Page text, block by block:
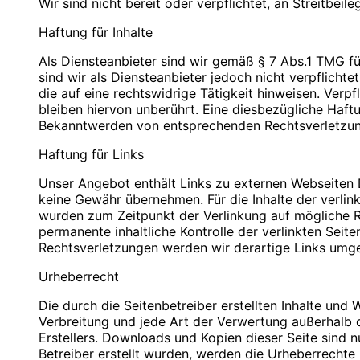
PLZ/Ort: 12529 Schönefeld
E-Mail: info@blauweb.de
Telefon: 03379 591001
Telefax: 03379 591 002
Mobil: 0176 277 50500
Umsatzsteuer-Identifikationsnummer gemäß § 27 a
DE 283623660
Inhaber: Christian Hinzmann
Verantwortlich für den Inhalt nach § 55 Abs. 2
Name: Christian Hinzmann
Strasse: Friedhofsweg 5
PLZ/Ort: 12529 Schönefeld
Mobil: 0176 277 50500
Quellenangaben für die verwendeten Bilder und
Auto-Ankauf Hannover
PLZ/Ort: 12529 Schönefeld
Mobil: 0176 277 50500
Cookies
Zur besseren Benutzerführung setzen wir Cookies
Bestimmte Seiten sind ohne deren Einsatz nicht
Datenverarbeitung nach Art. 6 Abs. 1 lit. f DSGVO
bieten die Einstellungsmöglichkeit, Cookies nicht
und Cookies nur im Einzelfall erlauben, die
aktivieren. Es ist nicht gewährleistet, dass Sie auf
Einstellungen vornehmen.
zukommen lassen zu können, benötigen wir
Zwecke. Rechtsgrundlage für die Verarbeitung der
werden, ist Art. 6 Abs. 1 lit. f DSGVO.
Wir sind nicht bereit oder verpflichtet, an
Haftung für Inhalte
Als Diensteanbieter sind wir gemäß § 7 Abs.1 TMG
sind wir als Diensteanbieter jedoch nicht
die auf eine rechtswidrige Tätigkeit hinweisen.
bleiben hiervon unberührt. Eine diesbezügliche
Bekanntwerden von entsprechenden
Haftung für Links
Unser Angebot enthält Links zu externen
keine Gewähr übernehmen. Für die Inhalte der
wurden zum Zeitpunkt der Verlinkung auf mögliche
permanente inhaltliche Kontrolle der verlinkten
Rechtsverletzungen werden wir derartige Links
Urheberrecht
Die durch die Seitenbetreiber erstellten Inhalte und
Verbreitung und jede Art der Verwertung
Erstellers. Downloads und Kopien dieser Seite
Betreiber erstellt wurden, werden die